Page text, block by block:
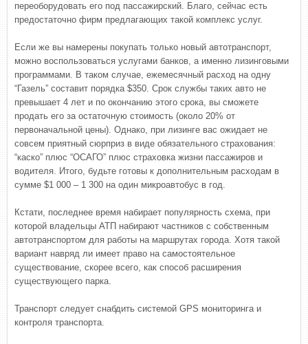
переоборудовать его под пассажирский. Благо, сейчас есть
предостаточно фирм предлагающих такой комплекс услуг.
Если же вы намерены покупать только новый автотранспорт,
можно воспользоваться услугами банков, а именно лизинговыми
программами. В таком случае, ежемесячный расход на одну
“Газель” составит порядка $350. Срок службы таких авто не
превышает 4 лет и по окончанию этого срока, вы сможете
продать его за остаточную стоимость (около 20% от
первоначальной цены). Однако, при лизинге вас ожидает не
совсем приятный сюрприз в виде обязательного страхования:
“каско” плюс “ОСАГО” плюс страховка жизни пассажиров и
водителя. Итого, будьте готовы к дополнительным расходам в
сумме $1 000 – 1 300 на один микроавтобус в год.
Кстати, последнее время набирает популярность схема, при
которой владельцы АТП набирают частников с собственным
автотранспортом для работы на маршрутах города. Хотя такой
вариант навряд ли имеет право на самостоятельное
существование, скорее всего, как способ расширения
существующего парка.
Транспорт следует снабдить системой GPS мониторинга и
контроля транспорта.